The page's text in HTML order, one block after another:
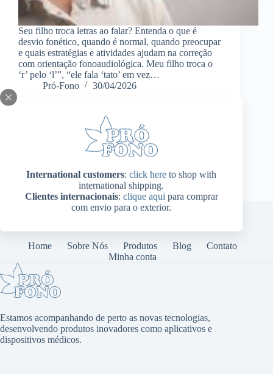
International customers: click here to shop with
international shipping.
Clientes internacionais: clique aqui para comprar
com envio para o exterior.
Seu filho troca letras ao falar? Entenda o que é
desvio fonético, quando é normal, quando preocupar
e quais estratégias e atividades ajudam na correção
com orientação fonoaudiológica. Meu filho troca o
‘r’ pelo ‘l’”, “ele fala ‘tato’ em vez…
Pró-Fono
30/04/2026
Home Sobre Nós Produtos Blog
Contato
Minha conta
Estamos acompanhando de perto as novas tecnologias,
desenvolvendo produtos inovadores como aplicativos e
dispositivos médicos.